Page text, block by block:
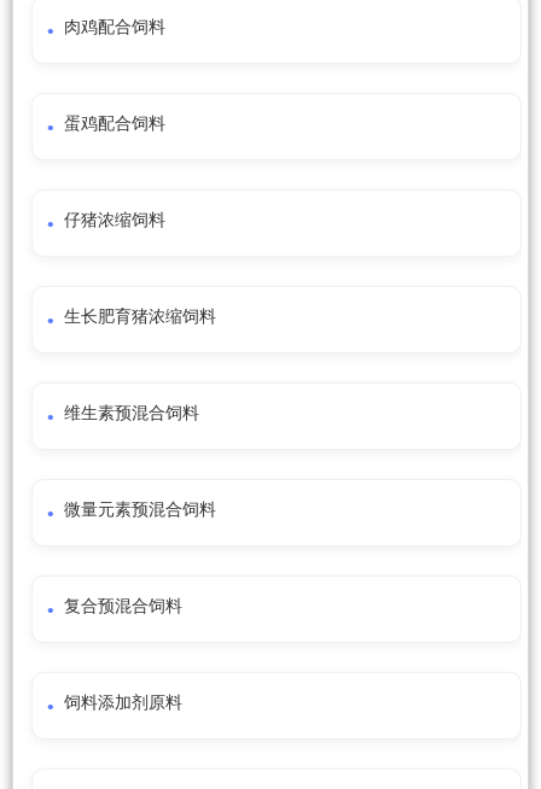
肉鸡配合饲料
蛋鸡配合饲料
仔猪浓缩饲料
生长肥育猪浓缩饲料
维生素预混合饲料
微量元素预混合饲料
复合预混合饲料
饲料添加剂原料